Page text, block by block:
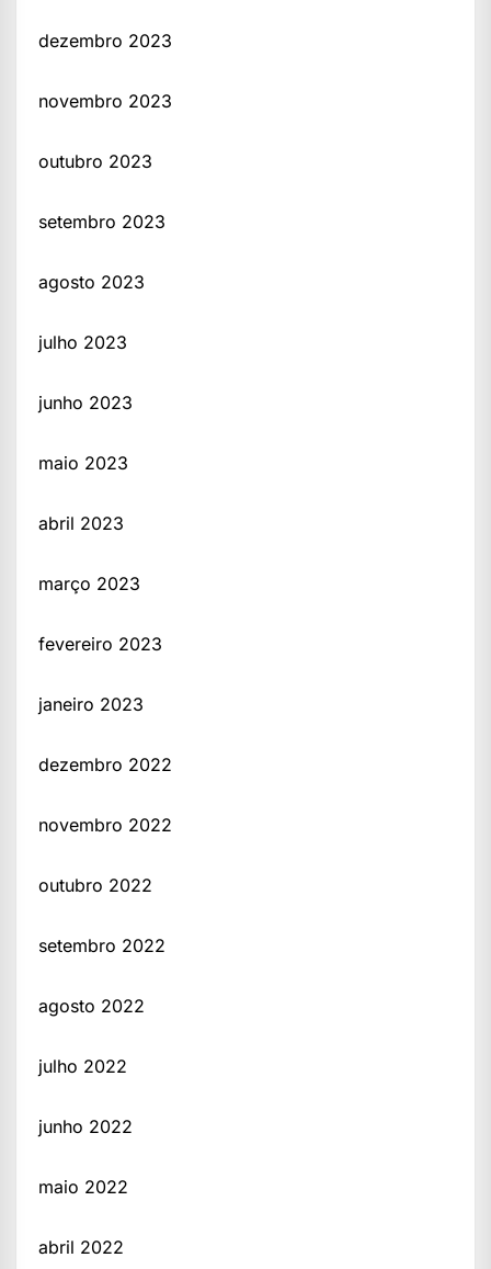
dezembro 2023
novembro 2023
outubro 2023
setembro 2023
agosto 2023
julho 2023
junho 2023
maio 2023
abril 2023
março 2023
fevereiro 2023
janeiro 2023
dezembro 2022
novembro 2022
outubro 2022
setembro 2022
agosto 2022
julho 2022
junho 2022
maio 2022
abril 2022